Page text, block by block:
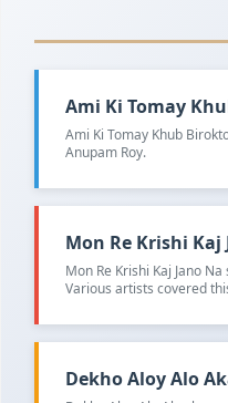
Ami Ki Tomay Khub
Ami Ki Tomay Khub
Anupam Roy.
Mon Re Krishi Kaj
Mon Re Krishi Kaj Jano
Various artists covered
Dekho Aloy Alo